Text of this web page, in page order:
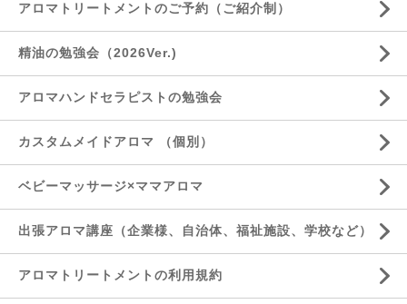
アロマトリートメントのご予約（ご紹介制）
精油の勉強会（2026Ver.)
アロマハンドセラピストの勉強会
カスタムメイドアロマ （個別）
ベビーマッサージ×ママアロマ
出張アロマ講座（企業様、自治体、福祉施設、学校など）
アロマトリートメントの利用規約